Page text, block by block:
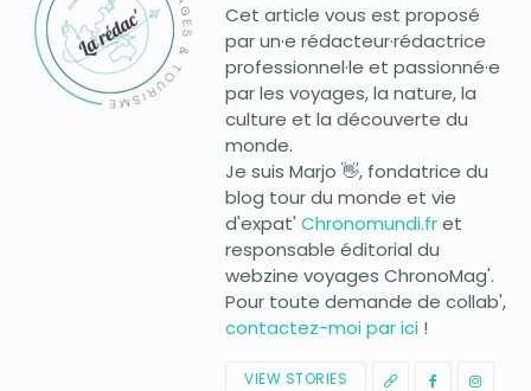
Cet article vous est proposé
par un·e rédacteur·rédactrice
professionnel·le et passionné·e
par les voyages, la nature, la
culture et la découverte du
monde.
Je suis Marjo 👋, fondatrice du
blog tour du monde et vie
d'expat' Chronomundi.fret
responsable éditorial du
webzine voyages ChronoMag'.
Pour toute demande de collab',
contactez-moi par ici !
VIEW STORIES